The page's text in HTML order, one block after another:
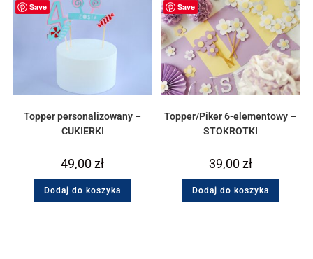
Save
Topper personalizowany –
CUKIERKI
49,00zł
Dodaj do koszyka
Save
Topper/Piker 6-elementowy –
STOKROTKI
39,00zł
Dodaj do koszyka